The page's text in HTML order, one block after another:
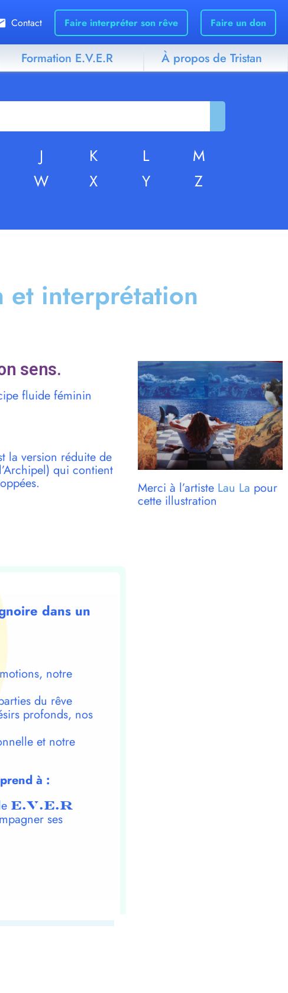
Contact Faire interpréter son rêve Faire un don
Formation E.V.E.R À propos de Tristan
J K L
M
W X Y Z
et interprétation
sens.
fluide féminin
la version réduite de
qui contient
dans un
notre
du rêve
profonds, nos
et notre
à :
E.V.E.R
ses
Merci à l’artiste Lau La pour
cette illustration